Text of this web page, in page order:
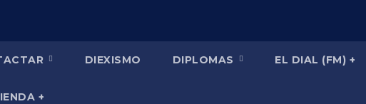
DIEXISMO DIPLOMAS EL DIAL (FM) +
+